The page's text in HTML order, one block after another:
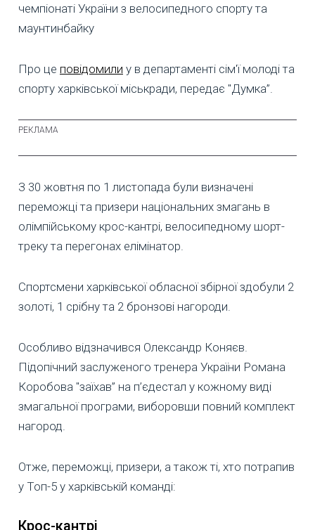
чемпіонаті України з велосипедного спорту та
маунтинбайку
Про це повідомили у в департаменті сім'ї молоді та
спорту харківської міськради, передає "Думка”.
З 30 жовтня по 1 листопада були визначені
переможці та призери національних змагань в
олімпійському крос-кантрі, велосипедному шорт-
треку та перегонах елімінатор.
Спортсмени харківської обласної збірної здобули 2
золоті, 1 срібну та 2 бронзові нагороди.
Особливо відзначився Олександр Коняєв.
Підопічний заслуженого тренера України Романа
Коробова "заїхав” на п’єдестал у кожному виді
змагальної програми, виборовши повний комплект
нагород.
Отже, переможці, призери, а також ті, хто потрапив
у Топ-5 у харківській команді:
Крос-кантрі